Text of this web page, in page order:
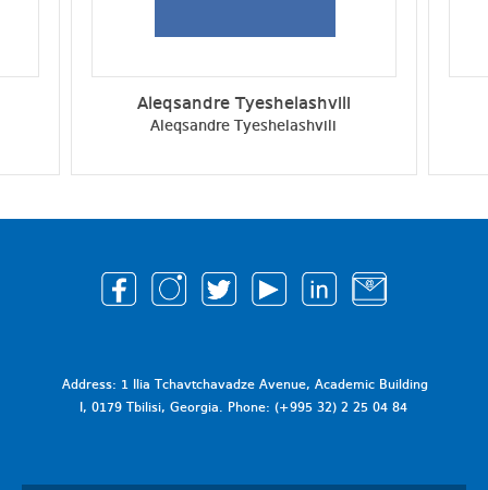
Aleqsandre Tyeshelashvili
Aleqsandre Tyeshelashvili
Address: 1 Ilia Tchavtchavadze Avenue, Academic Building
I, 0179 Tbilisi, Georgia. Phone: (+995 32) 2 25 04 84